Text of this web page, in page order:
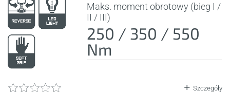
Maks. moment obrotowy (bieg I /
II / III)
250 / 350 / 550
Nm
Szczegóły